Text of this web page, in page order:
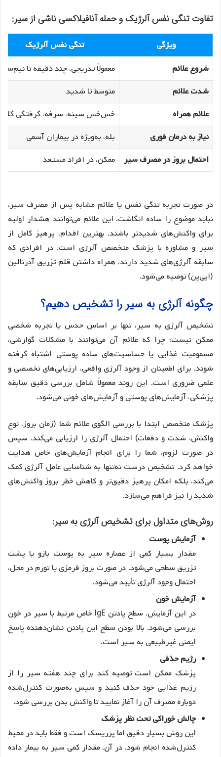
تفاوت تنگی نفس آلرژیک و حمله آنافیلاکسی ناشی از سیر:
ویژگی
تنگی نفس آلرژیک
شروع علائم
معمولاً تدریجی، چند دقیقه تا
شدت علائم
متوسط تا شدید
علائم همراه
خس‌خس سینه، سرفه، گرفتگی گلو
نیاز به درمان فوری
بله، به‌ویژه در بیماران آسمی
احتمال بروز در مصرف سیر
ممکن، در افراد مستعد
در صورت تجربه تنگی نفس یا علائم مشابه پس از مصرف سیر،
نباید موضوع را ساده انگاشت. این علائم می‌توانند هشدار اولیه
برای واکنش‌های شدیدتر باشند. بهترین اقدام، پرهیز کامل از
سیر و مشاوره با پزشک متخصص آلرژی است. در افرادی که
سابقه آلرژی‌های شدید دارند، همراه داشتن قلم تزریق آدرنالین
(اپی‌پن) توصیه می‌شود.
چگونه آلرژی به سیر را تشخیص دهیم؟
تشخیص آلرژی به سیر، تنها بر اساس حدس یا تجربه شخصی
ممکن نیست؛ چرا که علائم آن می‌توانند با مشکلات گوارشی،
مسمومیت غذایی یا حساسیت‌های ساده پوستی اشتباه گرفته
شوند. برای اطمینان از وجود آلرژی واقعی، ارزیابی‌های تخصصی و
علمی ضروری است. این روند معمولاً شامل بررسی دقیق سابقه
پزشکی، آزمایش‌های پوستی و آزمایش‌های خونی می‌شود.
پزشک متخصص ابتدا با بررسی الگوی علائم شما (زمان بروز، نوع
واکنش، شدت و دفعات) احتمال آلرژی را ارزیابی می‌کند. سپس
در صورت لزوم، شما را برای انجام آزمایش‌های خاص هدایت
خواهد کرد. تشخیص درست نه‌تنها به شناسایی عامل آلرژی کمک
می‌کند، بلکه امکان پرهیز دقیق‌تر و کاهش خطر بروز واکنش‌های
شدید را نیز فراهم می‌سازد.
روش‌های متداول برای تشخیص آلرژی به سیر:
آزمایش پوست
مقدار بسیار کمی از عصاره سیر به پوست بازو یا پشت
تزریق سطحی می‌شود. در صورت بروز قرمزی یا تورم در محل،
احتمال وجود آلرژی تأیید می‌شود.
آزمایش خون
در این آزمایش، سطح پادتن IgE خاص مرتبط با سیر در خون
بررسی می‌شود. بالا بودن سطح این پادتن نشان‌دهنده پاسخ
ایمنی غیرطبیعی به سیر است.
رژیم حذفی
پزشک ممکن است توصیه کند برای چند هفته سیر را از
رژیم غذایی خود حذف کنید و سپس به‌صورت کنترل‌شده
دوباره مصرف آن را آغاز نمایید تا واکنش بدن بررسی شود.
چالش خوراکی تحت نظر پزشک
این روش بسیار دقیق اما پرریسک است و فقط باید در محیط
کنترل‌شده انجام شود. در آن، مقدار کمی سیر به بیمار داده